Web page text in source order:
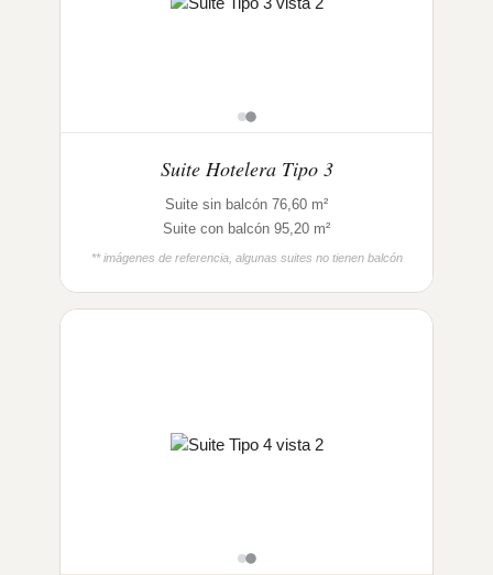
Suite Hotelera Tipo 3
Suite sin balcón 76,60 m²
Suite con balcón 95,20 m²
** imágenes de referencia, algunas suites no tienen balcón